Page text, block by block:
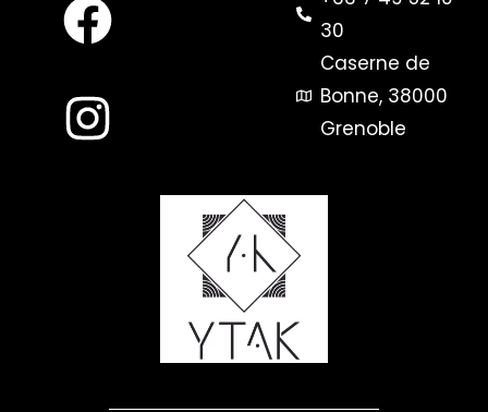
30
Caserne de
Bonne, 38000
Grenoble